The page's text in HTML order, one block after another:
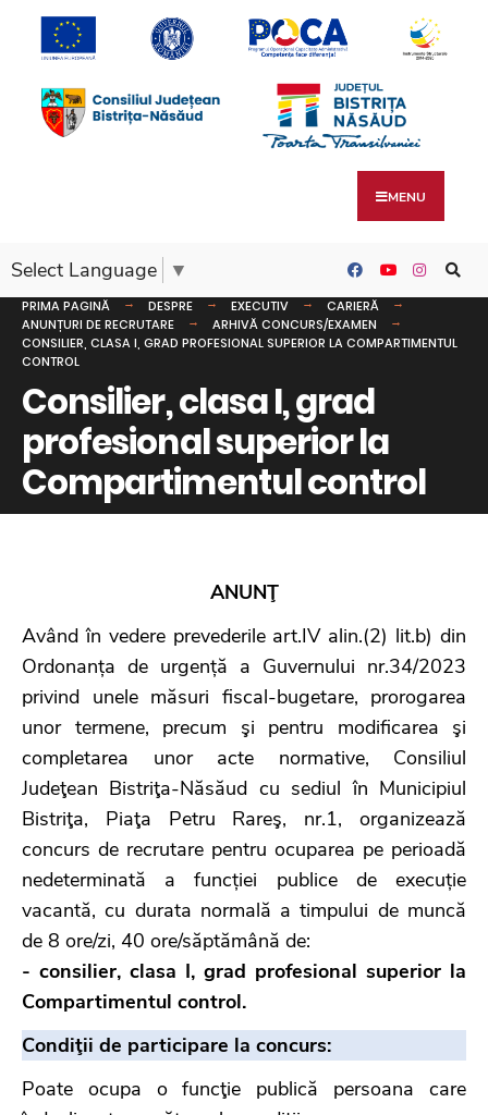
MENU
Select Language ▼
PRIMA PAGINĂ DESPRE EXECUTIV
CARIERĂ
ANUNȚURI DE RECRUTARE
ARHIVĂ CONCURS/EXAMEN
CONSILIER, CLASA I, GRAD PROFESIONAL SUPERIOR LA COMPARTIMENTUL
CONTROL
Consilier, clasa I, grad
profesional superior la
Compartimentul control
ANUNŢ
Având în vedere prevederile art.IV alin.(2) lit.b) din
Ordonanța de urgență a Guvernului nr.34/2023
privind unele măsuri fiscal-bugetare, prorogarea
unor termene, precum şi pentru modificarea şi
completarea unor acte normative, Consiliul
Judeţean Bistriţa-Năsăud cu sediul în Municipiul
Bistriţa, Piaţa Petru Rareş, nr.1, organizează
concurs de recrutare pentru ocuparea pe perioadă
nedeterminată a funcției publice de execuție
vacantă, cu durata normală a timpului de muncă
de 8 ore/zi, 40 ore/săptămână de:
- consilier, clasa I, grad profesional superior la
Compartimentul control.
Condiţii de participare la concurs:
Poate ocupa o funcţie publică persoana care